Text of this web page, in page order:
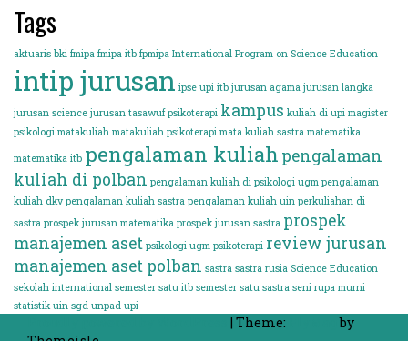
Tags
aktuaris bki fmipa fmipa itb fpmipa International Program on Science Education
intip jurusan ipse upi itb jurusan agama jurusan langka
jurusan science jurusan tasawuf psikoterapi kampus kuliah di upi magister
psikologi matakuliah matakuliah psikoterapi mata kuliah sastra matematika
matematika itb pengalaman kuliah pengalaman
kuliah di polban pengalaman kuliah di psikologi ugm pengalaman
kuliah dkv pengalaman kuliah sastra pengalaman kuliah uin perkuliahan di
sastra prospek jurusan matematika prospek jurusan sastra prospek
manajemen aset psikologi ugm psikoterapi review jurusan
manajemen aset polban sastra sastra rusia Science Education
sekolah international semester satu itb semester satu sastra seni rupa murni
statistik uin sgd unpad upi
| Theme:
by